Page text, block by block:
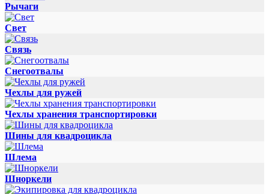
Рычаги
Свет
Связь
Снегоотвалы
Чехлы для ружей
Чехлы хранения транспортировки
Шины для квадроцикла
Шлема
Шноркели